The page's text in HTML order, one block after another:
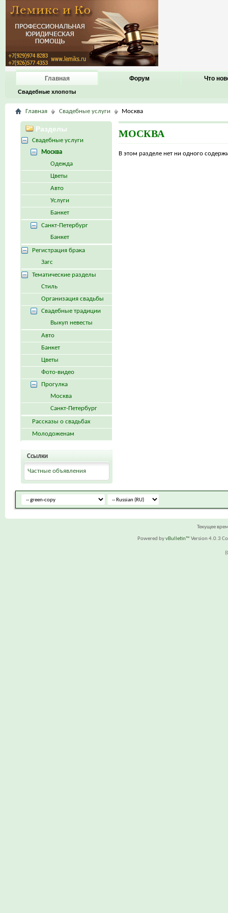
Главная
Свадебные хлопоты
Форум Что
Главная Свадебные услуги Москва
МОСКВА
В этом разделе нет ни одного
Разделы
Свадебные услуги
Москва
Одежда
Цветы
Авто
Услуги
Банкет
Санкт-Петербург
Банкет
Регистрация брака
Загс
Тематические разделы
Стиль
Организация свадьбы
Свадебные традиции
Выкуп невесты
Авто
Банкет
Цветы
Фото-видео
Прогулка
Москва
Санкт-Петербург
Рассказы о свадьбах
Молодоженам
Ссылки
Частные объявления
Текущее
Powered byvBulletin™ Version 4.0.3